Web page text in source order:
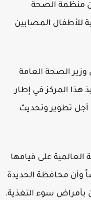
منظمة الصحة
المصابين
الصحة العامة
المركز في إطار
تطوير وتحديث
على قيامها
محافظة الحديدة
سوء التغذية.